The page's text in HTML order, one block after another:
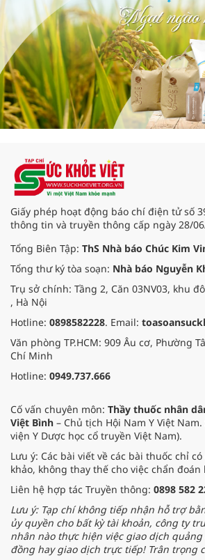
Giấy phép hoạt động báo chí điện tử số
thông tin và truyền thông cấp ngày 28/
Tổng Biên Tập: ThS Nhà báo Chúc Kim
Tổng thư ký tòa soạn: Nhà báo Nguyễn
Trụ sở chính: Tầng 2, Căn 03NV03, khu
, Hà Nội
Hotline: 0898582228. Email:
Văn phòng TP.HCM: 909 Âu cơ, Phường
Chí Minh
Hotline: 0949.737.666
Cố vấn chuyên môn: Thầy thuốc nhân
Việt Bình – Chủ tịch Hội Nam Y Việt
viện Y Dược học cổ truyền Việt Nam).
Lưu ý: Các bài viết về các bài thuốc chỉ
khảo, không thay thế cho việc chẩn
Liên hệ hợp tác Truyền thông: 0898 582
Lưu ý: Tạp chí không tiếp nhận hỗ trợ
ủy quyền cho bất kỳ tài khoản, công ty
nhân nào thực hiện việc giao dịch quảng
đồng hay giao dịch trực tiếp! Trân trọng